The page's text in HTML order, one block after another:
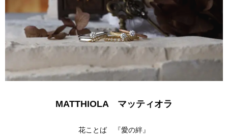
MATTHIOLA マッティオラ
花ことば 『愛の絆』